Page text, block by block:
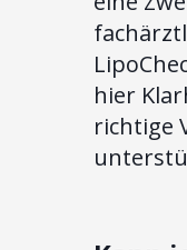
hier
richtige